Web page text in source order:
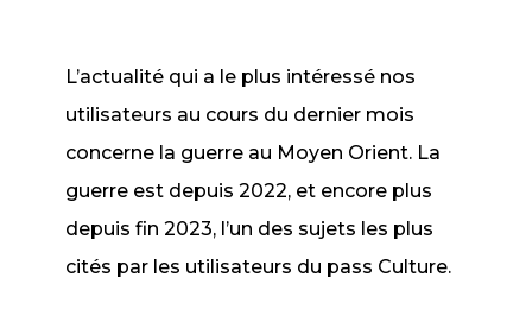
L’actualité qui a le plus intéressé nos
utilisateurs au cours du dernier mois
concerne la guerre au Moyen Orient. La
guerre est depuis 2022, et encore plus
depuis fin 2023, l’un des sujets les plus
cités par les utilisateurs du pass Culture.